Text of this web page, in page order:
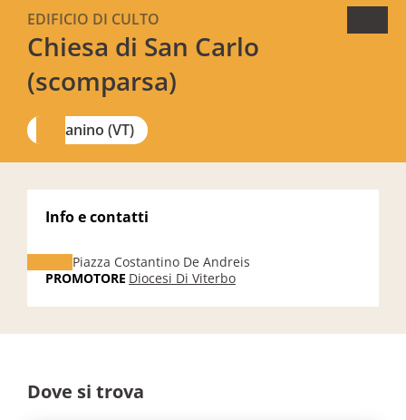
Chiesa di San Carlo
(scomparsa)
EDIFICIO DI CULTO
Canino (VT)
Info e contatti
Piazza Costantino De Andreis
PROMOTORE Diocesi Di Viterbo
Dove si trova